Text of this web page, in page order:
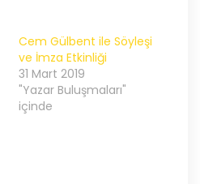
Cem Gülbent ile Söyleşi
ve İmza Etkinliği​
31 Mart 2019
"Yazar Buluşmaları"
içinde